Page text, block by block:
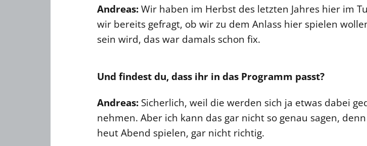
Andreas:Wir haben im Herbst des letzten Jahres hier im
wir bereits gefragt, ob wir zu dem Anlass hier spielen
sein wird, das war damals schon fix.
Und findest du, dass ihr in das Programm passt?
Andreas: Sicherlich, weil die werden sich ja etwas dabei
nehmen. Aber ich kann das gar nicht so genau sagen,
heut Abend spielen, gar nicht richtig.